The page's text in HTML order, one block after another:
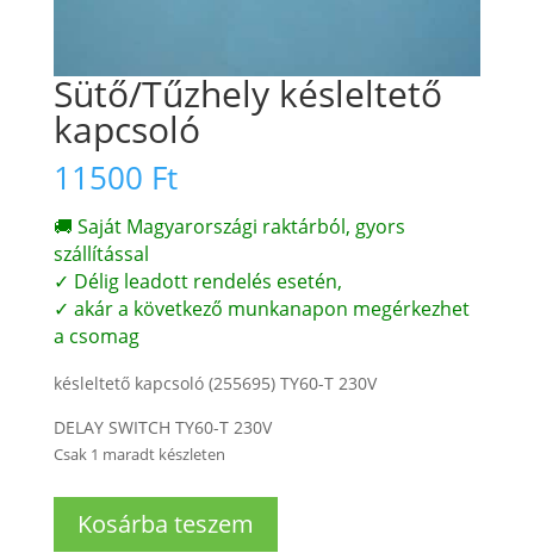
Sütő/Tűzhely késleltető
kapcsoló
11500 Ft
🚚 Saját Magyarországi raktárból, gyors
szállítással
✓ Délig leadott rendelés esetén,
✓ akár a következő munkanapon megérkezhet
a csomag
késleltető kapcsoló (255695) TY60-T 230V
DELAY SWITCH TY60-T 230V
Csak 1 maradt készleten
Sütő/Tűzhely
késleltető
Kosárba teszem